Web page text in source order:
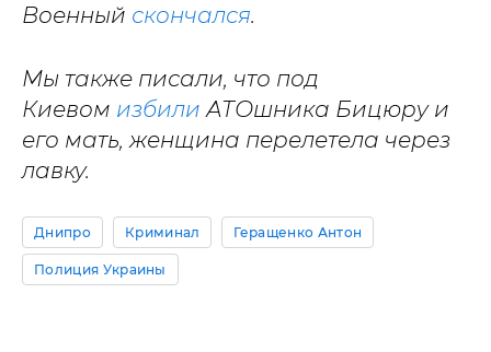
Военный скончался.
Мы также писали, что под
Киевом избили АТОшника Бицюру и
его мать, женщина перелетела через
лавку.
Днипро Криминал Геращенко Антон
Полиция Украины